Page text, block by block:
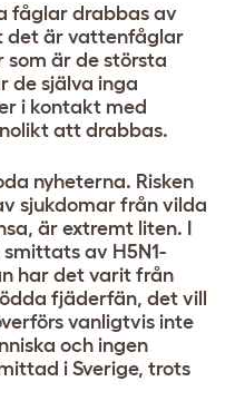
fåglar drabbas av
det är vattenfåglar
som är de största
de själva inga
i kontakt med
att drabbas.
nyheterna. Risken
sjukdomar från vilda
är extremt liten. I
av H5N1-
har det varit från
fjäderfän, det vill
vanligtvis inte
och ingen
i Sverige, trots